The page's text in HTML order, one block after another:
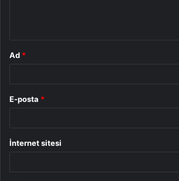
Ad *
E-posta *
İnternet sitesi